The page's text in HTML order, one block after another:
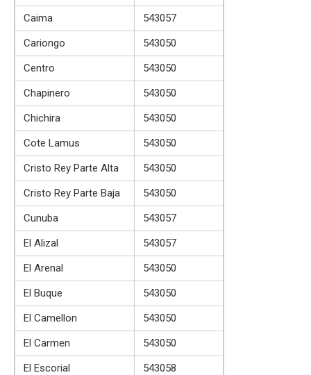
Caima
543057
Cariongo
543050
Centro
543050
Chapinero
543050
Chichira
543050
Cote Lamus
543050
Cristo Rey Parte Alta
543050
Cristo Rey Parte Baja
543050
Cunuba
543057
El Alizal
543057
El Arenal
543050
El Buque
543050
El Camellon
543050
El Carmen
543050
El Escorial
543058